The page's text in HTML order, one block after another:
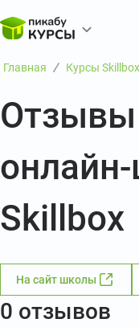
Главная Курсы Skillbox
Отзывы
Skillbox
На сайт школы
0 отзывов